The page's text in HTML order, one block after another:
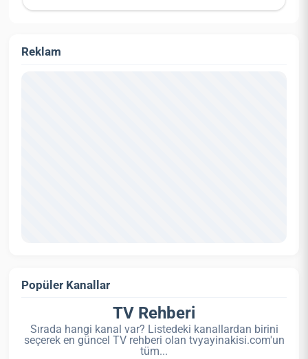
Reklam
Popüler Kanallar
TV Rehberi
Sırada hangi kanal var? Listedeki kanallardan birini
seçerek en güncel TV rehberi olan tvyayinakisi.com'un
tüm...